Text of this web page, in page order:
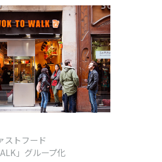
ストフード
」グループ化